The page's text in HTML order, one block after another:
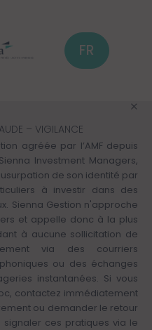
FR
– VIGILANCE
agréée par l’AMF depuis
Investment Managers,
de son identité par
à investir dans des
Sienna Gestion n'approche
et appelle donc à la plus
à aucune sollicitation de
via des courriers
ou des échanges
instantanées. Si vous
contactez immédiatement
ou demander le retour
ces pratiques via le